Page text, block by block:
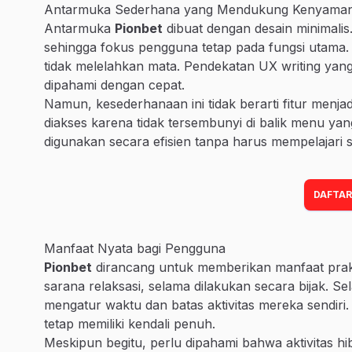
Antarmuka Sederhana yang Mendukung
Antarmuka Pionbet dibuat dengan desain
sehingga fokus pengguna tetap pada fungsi
tidak melelahkan mata. Pendekatan UX writing
dipahami dengan cepat.
Namun, kesederhanaan ini tidak berarti fitur
diakses karena tidak tersembunyi di balik menu
digunakan secara efisien tanpa harus mempelajari
Manfaat Nyata bagi Pengguna
Pionbet dirancang untuk memberikan manfaat
sarana relaksasi, selama dilakukan secara bijak.
mengatur waktu dan batas aktivitas mereka
tetap memiliki kendali penuh.
Meskipun begitu, perlu dipahami bahwa aktivitas